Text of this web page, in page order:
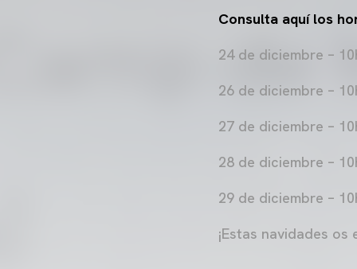
Consulta aquí los
24 de diciembre –
26 de diciembre –
27 de diciembre –
28 de diciembre –
29 de diciembre –
¡Estas navidades os